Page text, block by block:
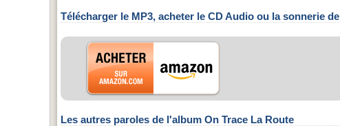
Télécharger le MP3, acheter le CD Audio ou la sonnerie de
Les autres paroles de l'album On Trace La Route